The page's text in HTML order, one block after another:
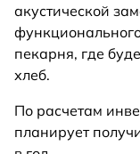
акустической
пекарня, где
хлеб.
По расчетам
планирует